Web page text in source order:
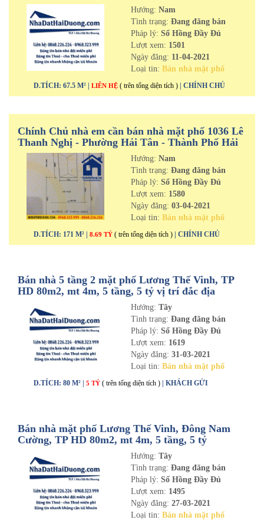
Hướng: Nam
Tình trạng: Đang đăng bán
Pháp lý: Sổ Hồng Đầy Đủ
Lượt xem: 1501
Ngày đăng: 11-04-2021
Loại tin: Bán nhà mặt phố
D.TÍCH: 67.5 M² | LIÊN HỆ ( trên tổng diện tích ) | CHÍNH CHỦ
Chính Chủ nhà em cần bán nhà mặt phố 1036 Lê
Thanh Nghị - Phường Hải Tân - Thành Phố Hải
Dương
Hướng: Nam
Tình trạng: Đang đăng bán
Pháp lý: Sổ Hồng Đầy Đủ
Lượt xem: 1580
Ngày đăng: 03-04-2021
Loại tin: Bán nhà mặt phố
D.TÍCH: 171 M² | 8.69 TỶ ( trên tổng diện tích ) | CHÍNH CHỦ
Bán nhà 5 tầng 2 mặt phố Lương Thế Vinh, TP
HD 80m2, mt 4m, 5 tầng, 5 tỷ vị trí đắc địa
Hướng: Tây
Tình trạng: Đang đăng bán
Pháp lý: Sổ Hồng Đầy Đủ
Lượt xem: 1619
Ngày đăng: 31-03-2021
Loại tin: Bán nhà mặt phố
D.TÍCH: 80 M² | 5 TỶ ( trên tổng diện tích ) | KHÁCH GỬI
Bán nhà mặt phố Lương Thế Vinh, Đông Nam
Cường, TP HD 80m2, mt 4m, 5 tầng, 5 tỷ
Hướng: Tây
Tình trạng: Đang đăng bán
Pháp lý: Sổ Hồng Đầy Đủ
Lượt xem: 1495
Ngày đăng: 27-03-2021
Loại tin: Bán nhà mặt phố